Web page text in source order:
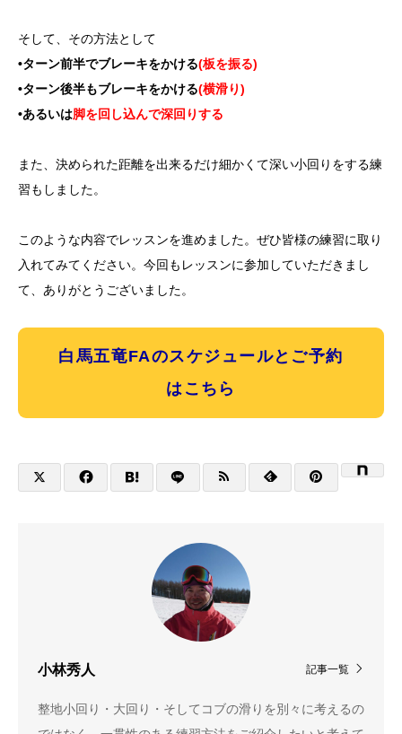
そして、その方法として
•ターン前半でブレーキをかける(板を振る)
•ターン後半もブレーキをかける(横滑り)
•あるいは脚を回し込んで深回りする
また、決められた距離を出来るだけ細かくて深い小回りをする練
習もしました。
このような内容でレッスンを進めました。ぜひ皆様の練習に取り
入れてみてください。今回もレッスンに参加していただきまし
て、ありがとうございました。
白馬五竜FAのスケジュールとご予約
はこちら
記事一覧
小林秀人
整地小回り・大回り・そしてコブの滑りを別々に考えるの